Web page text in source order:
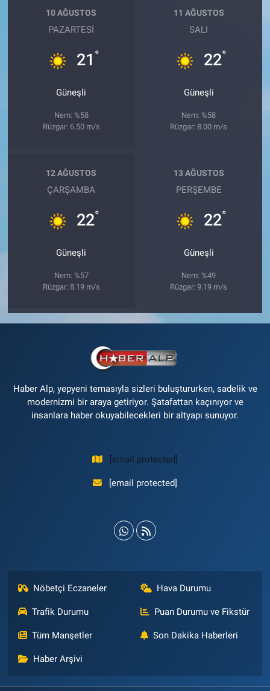
10 AĞUSTOS
PAZARTESI
21 °
Güneşli
Nem: %58
Rüzgar: 6.50 m/s
11 AĞUSTOS
SALI
22°
Güneşli
Nem: %58
Rüzgar: 8.00 m/s
12 AĞUSTOS
ÇARŞAMBA
22°
Güneşli
Nem: %57
Rüzgar: 8.19 m/s
13 AĞUSTOS
PERŞEMBE
22°
Güneşli
Nem: %49
Rüzgar: 9.19 m/s
Haber Alp, yepyeni temasıyla sizleri buluştururken, sadelik ve
modernizmi bir araya getiriyor. Şatafattan kaçınıyor ve
insanlara haber okuyabilecekleri bir altyapı sunuyor.
[email protected]
[email protected]
Nöbetçi Eczaneler Hava Durumu
Trafik Durumu Puan Durumu ve Fikstür
Tüm Manşetler Son Dakika Haberleri
Haber Arşivi